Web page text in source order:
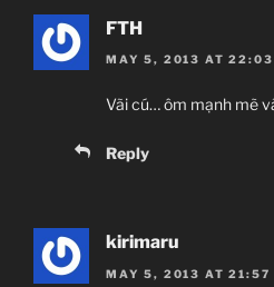
FTH
MAY 5, 2013 AT 22:03
Vãi cú… ôm mạnh mẽ
Reply
kirimaru
MAY 5, 2013 AT 21:57